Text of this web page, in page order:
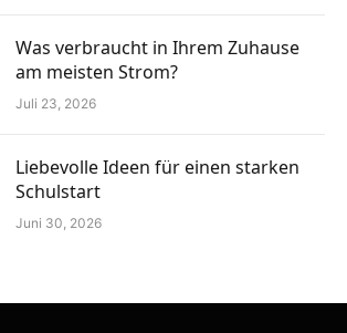
Was verbraucht in Ihrem Zuhause
am meisten Strom?
Juli 23, 2026
Liebevolle Ideen für einen starken
Schulstart
Juni 30, 2026